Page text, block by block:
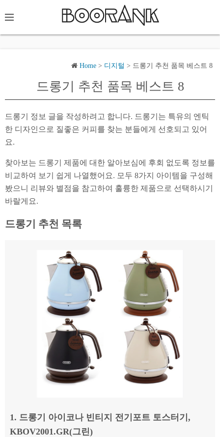
Home > 디지털 > 드롱기 추천 품목 베스트 8
드롱기 추천 품목 베스트 8
드롱기 정보 글을 작성하려고 합니다. 드롱기는 특유의 엔틱
한 디자인으로 질좋은 커피를 찾는 분들에게 선호되고 있어
요.
찾아보는 드롱기 제품에 대한 알아보심에 후회 없도록 정보를
비교하여 보기 쉽게 나열했어요. 모두 8가지 아이템을 구성해
봤으니 리뷰와 별점을 참고하여 훌륭한 제품으로 선택하시기
바랄게요.
드롱기 추천 목록
1. 드롱기 아이코나 빈티지 전기포트 토스터기,
KBOV2001.GR(그린)